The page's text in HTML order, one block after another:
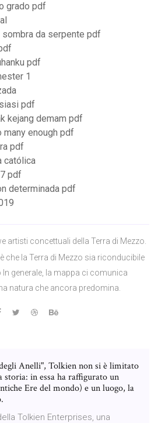
grado pdf
da serpente pdf
pdf
1
pdf
kejang demam pdf
many enough pdf
pdf
católica
pdf
determinada pdf
artisti concettuali della Terra di Mezzo.
che la Terra di Mezzo sia riconducibile
In generale, la mappa ci comunica
natura che ancora predomina.
Anelli", Tolkien non si è limitato
storia: in essa ha raffigurato un
Ere del mondo) e un luogo, la
Tolkien Enterprises, una